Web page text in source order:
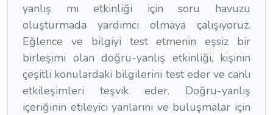
yanlış mı etkinliği için soru havuzu
oluşturmada yardımcı olmaya çalışıyoruz.
Eğlence ve bilgiyi test etmenin eşsiz bir
birleşimi olan doğru-yanlış etkinliği, kişinin
çeşitli konulardaki bilgilerini test eder ve canlı
etkileşimleri teşvik eder. Doğru-yanlış
içeriğinin etileyici yanlarını ve buluşmalar için